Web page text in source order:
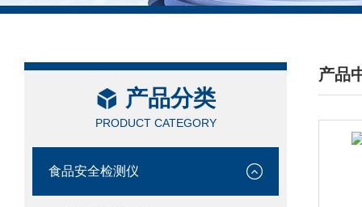
产品分类
PRODUCT CATEGORY
食品安全检测仪
产品
/